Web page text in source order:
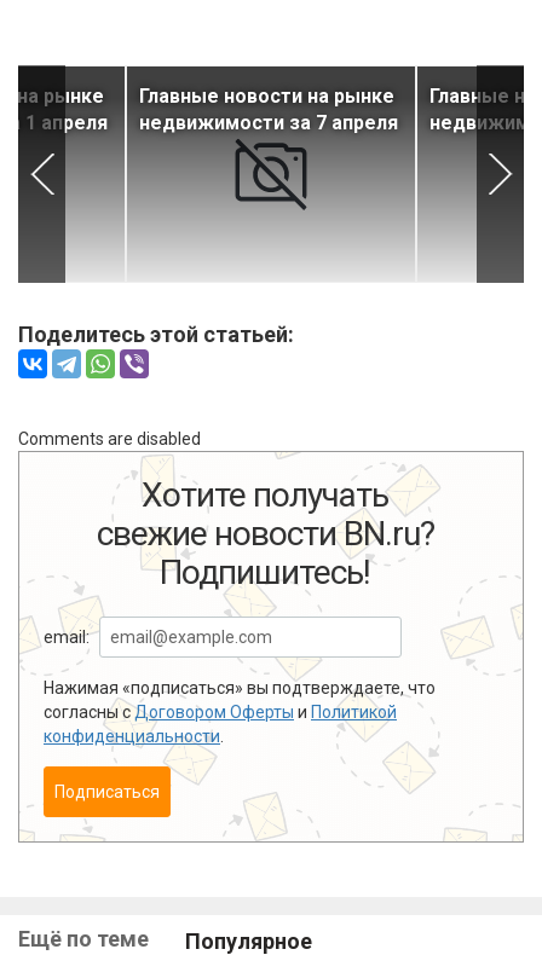
на рынке
1 апреля
Главные новости на рынке
недвижимости за 7 апреля
Главные
Поделитесь этой статьей:
Comments are disabled
Хотите получать
свежие новости BN.ru?
Подпишитесь!
email:
Нажимая «подписаться» вы подтверждаете, что
согласны сДоговором Оферты и Политикой
конфиденциальности
Подписаться
Ещё по теме Популярное